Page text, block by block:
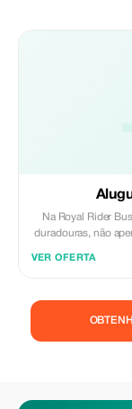
Na Royal Rider
duradouras, não
oferecendo
VER OFERTA